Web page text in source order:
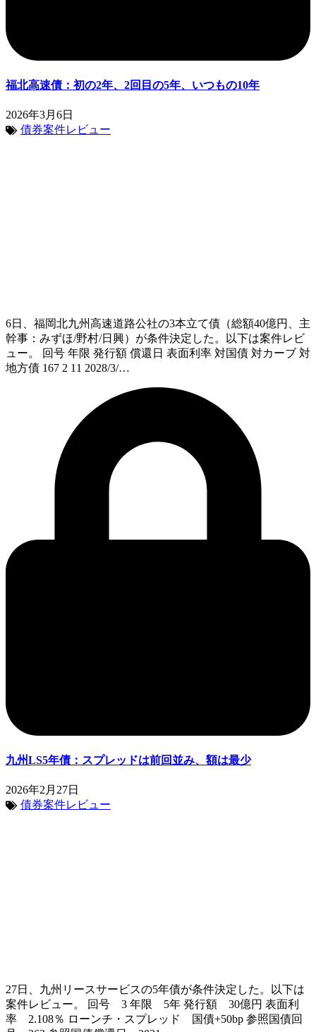
福北高速債：初の2年、2回目の5年、いつもの10年
2026年3月6日
債券案件レビュー
6日、福岡北九州高速道路公社の3本立て債（総額40億円、主
幹事：みずほ/野村/日興）が条件決定した。以下は案件レビ
ュー。 回号 年限 発行額 償還日 表面利率 対国債 対カーブ 対
地方債 167 2 11 2028/3/…
九州LS5年債：スプレッドは前回並み、額は最少
2026年2月27日
債券案件レビュー
27日、九州リースサービスの5年債が条件決定した。以下は
案件レビュー。 回号 3 年限 5年 発行額 30億円 表面利
率 2.108％ ローンチ・スプレッド 国債+50bp 参照国債回